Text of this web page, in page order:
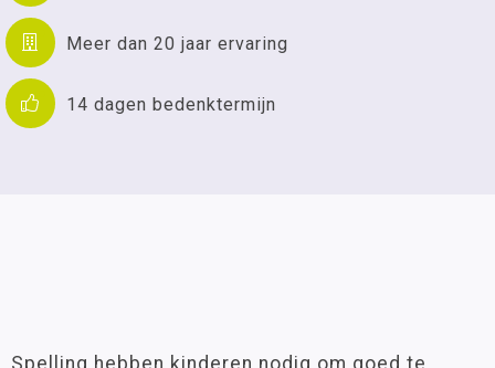
Meer dan 20 jaar ervaring
14 dagen bedenktermijn
Spelling hebben kinderen nodig om goed te